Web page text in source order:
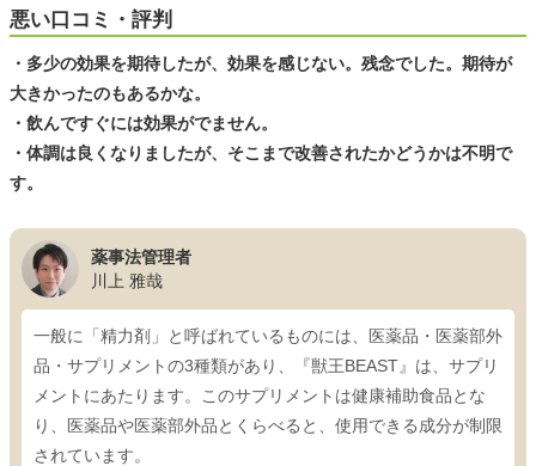
悪い口コミ・評判
・多少の効果を期待したが、効果を感じない。残念でした。期待が
大きかったのもあるかな。
・飲んですぐには効果がでません。
・体調は良くなりましたが、そこまで改善されたかどうかは不明で
す。
薬事法管理者
川上 雅哉
一般に「精力剤」と呼ばれているものには、医薬品・医薬部外
品・サプリメントの3種類があり、『獣王BEAST』は、サプリ
メントにあたります。このサプリメントは健康補助食品とな
り、医薬品や医薬部外品とくらべると、使用できる成分が制限
されています。